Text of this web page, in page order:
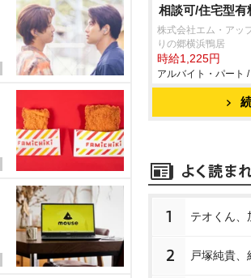
相談可/住宅型有
株式会社エム・アッ
りの郷横浜鴨居
時給1,225円
アルバイト・パート
1 テオくん、
2 戸塚純貴、